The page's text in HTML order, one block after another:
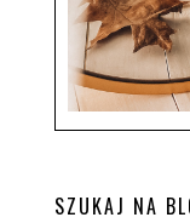
SZUKAJ NA